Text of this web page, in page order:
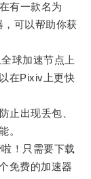
有一款名为
可以帮助你获
球加速节点上
在Pixiv上更快
出现丢包、
。
！只需要下载
免费的加速器